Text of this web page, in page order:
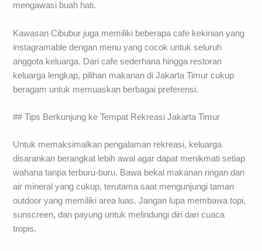
mengawasi buah hati.
Kawasan Cibubur juga memiliki beberapa cafe kekinian yang
instagramable dengan menu yang cocok untuk seluruh
anggota keluarga. Dari cafe sederhana hingga restoran
keluarga lengkap, pilihan makanan di Jakarta Timur cukup
beragam untuk memuaskan berbagai preferensi.
## Tips Berkunjung ke Tempat Rekreasi Jakarta Timur
Untuk memaksimalkan pengalaman rekreasi, keluarga
disarankan berangkat lebih awal agar dapat menikmati setiap
wahana tanpa terburu-buru. Bawa bekal makanan ringan dan
air mineral yang cukup, terutama saat mengunjungi taman
outdoor yang memiliki area luas. Jangan lupa membawa topi,
sunscreen, dan payung untuk melindungi diri dari cuaca
tropis.